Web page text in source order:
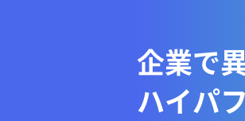
企業で
ハイパ